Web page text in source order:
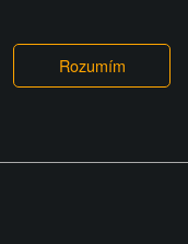
provozovatele
nebo video na
videa nebo
uplatnit vůči
škody nebo
To jen